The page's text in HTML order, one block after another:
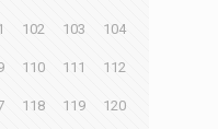
102 103 104
110 111 112
118 119 120